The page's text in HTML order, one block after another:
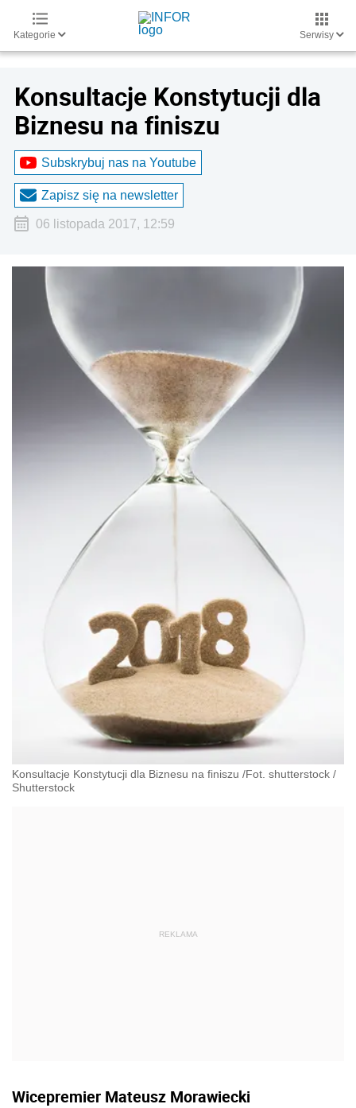
Kategorie Serwisy
Konsultacje Konstytucji dla
Biznesu na finiszu
Subskrybuj nas na Youtube
Zapisz się na newsletter
06 listopada 2017, 12:59
Konsultacje Konstytucji dla Biznesu na finiszu /Fot. shutterstock /
Shutterstock
Wicepremier Mateusz Morawiecki